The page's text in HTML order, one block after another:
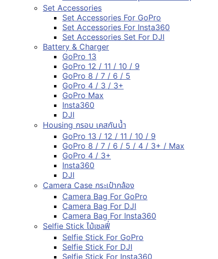
Set Accessories
Set Accessories For GoPro
Set Accessories For Insta360
Set Accessories Set For DJI
Battery & Charger
GoPro 13
GoPro 12 / 11 / 10 / 9
GoPro 8 / 7 / 6 / 5
GoPro 4 / 3 / 3+
GoPro Max
Insta360
DJI
Housing กรอบ เคสกันน้ำ
GoPro 13 / 12 / 11 / 10 / 9
GoPro 8 / 7 / 6 / 5 / 4 / 3+ / Max
GoPro 4 / 3+
Insta360
DJI
Camera Case กระเป๋ากล้อง
Camera Bag For GoPro
Camera Bag For DJI
Camera Bag For Insta360
Selfie Stick ไม้เซลฟี่
Selfie Stick For GoPro
Selfie Stick For DJI
Selfie Stick For Insta360